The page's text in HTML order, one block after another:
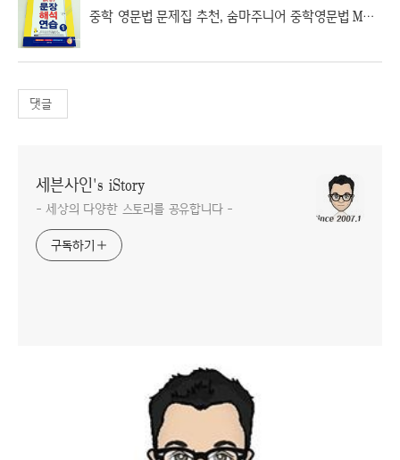
중학 영문법 문제집 추천, 숨마주니어 중학영문법 MANUAL 119 ③
댓글
세븐사인's iStory
- 세상의 다양한 스토리를 공유합니다 -
구독하기